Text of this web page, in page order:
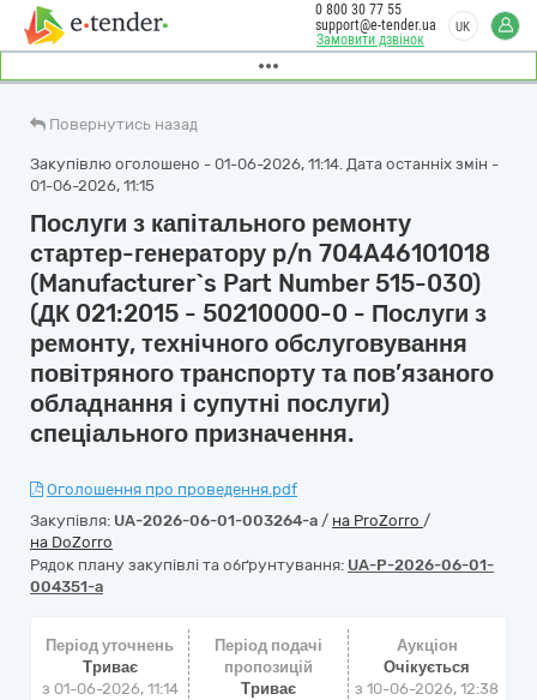
Замовити дзвінок
0 800 30 77 55
support@e-tender.ua
UK
Повернутись назад
Закупівлю оголошено - 01-06-2026, 11:14. Дата останніх змін -
01-06-2026, 11:15
Послуги з капітального ремонту
стартер-генератору p/n 704A46101018
(Manufacturer`s Part Number 515-030)
(ДК 021:2015 - 50210000-0 - Послуги з
ремонту, технічного обслуговування
повітряного транспорту та пов’язаного
обладнання і супутні послуги)
спеціального призначення.
Оголошення про проведення.pdf
Закупівля: UA-2026-06-01-003264-a / на ProZorro /
на DoZorro
Рядок плану закупівлі та обґрунтування: UA-P-2026-06-01-
004351-a
Період уточнень
Триває
з 01-06-2026, 11:14
Період подачі
пропозицій
Триває
Аукціон
Очікується
з10-06-2026, 12:38